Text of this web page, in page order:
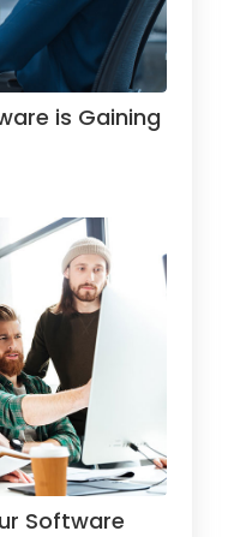
is Gaining
Software